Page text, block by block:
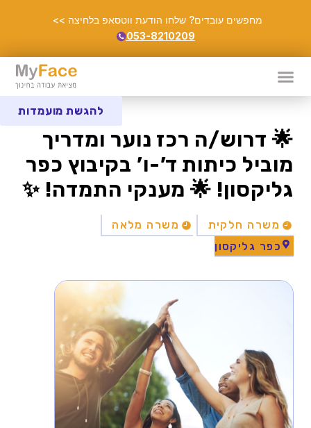
מחפשים עובדים? שלחו הודעת ווטסאפ בלחיצה >>
053-8210209
🌟 דרוש/ה רכז נוער ומדריך
מוביל כיתות ד’-ו’ בקיבוץ כפר
גליקסון! 🌟 מענקי התמדה! ✨
משרה חלקית
משרה מלאה
כפר גליקסון
להגשת מועמדות